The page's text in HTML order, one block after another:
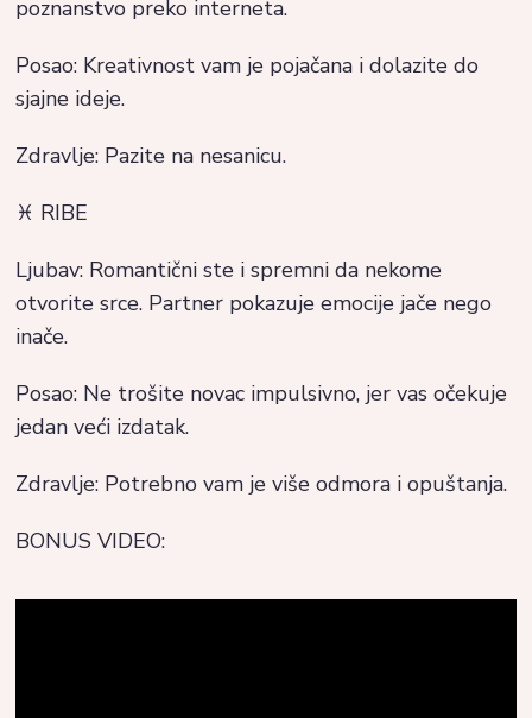
poznanstvo preko interneta.
Posao: Kreativnost vam je pojačana i dolazite do
sjajne ideje.
Zdravlje: Pazite na nesanicu.
♓ RIBE
Ljubav: Romantični ste i spremni da nekome
otvorite srce. Partner pokazuje emocije jače nego
inače.
Posao: Ne trošite novac impulsivno, jer vas očekuje
jedan veći izdatak.
Zdravlje: Potrebno vam je više odmora i opuštanja.
BONUS VIDEO: